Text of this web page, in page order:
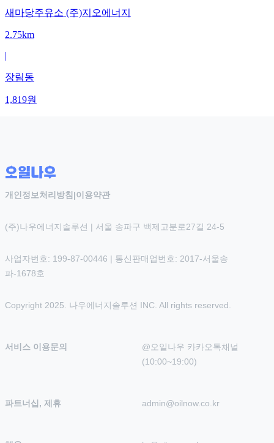
새마당주유소 (주)지오에너지
2.75km
|
장림동
1,819원
개인정보처리방침 |이용약관
(주)나우에너지솔루션 | 서울 송파구 백제고분로27길 24-5
사업자번호: 199-87-00446 | 통신판매업번호: 2017-서울송
파-1678호
Copyright 2025. 나우에너지솔루션 INC. All rights reserved.
서비스 이용문의
@오일나우 카카오톡채널
(10:00~19:00)
파트너십, 제휴 admin@oilnow.co.kr